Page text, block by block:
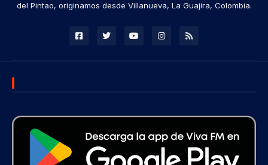
del Pintao, originamos desde Villanueva, La Guajira, Colombia.